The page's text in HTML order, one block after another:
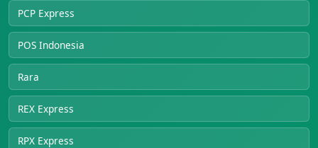
PCP Express
POS Indonesia
Rara
REX Express
RPX Express